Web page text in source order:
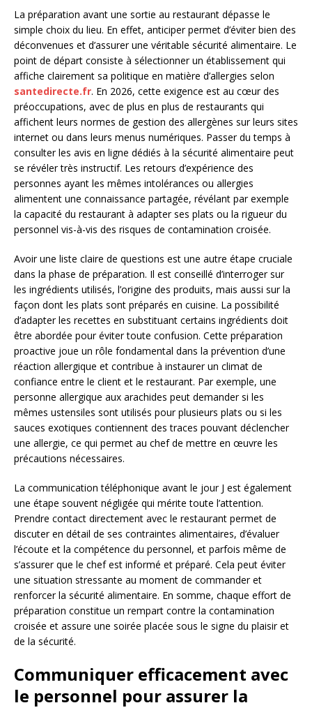
La préparation avant une sortie au restaurant dépasse le
simple choix du lieu. En effet, anticiper permet d’éviter bien des
déconvenues et d’assurer une véritable sécurité alimentaire. Le
point de départ consiste à sélectionner un établissement qui
affiche clairement sa politique en matière d’allergies selon
santedirecte.fr. En 2026, cette exigence est au cœur des
préoccupations, avec de plus en plus de restaurants qui
affichent leurs normes de gestion des allergènes sur leurs sites
internet ou dans leurs menus numériques. Passer du temps à
consulter les avis en ligne dédiés à la sécurité alimentaire peut
se révéler très instructif. Les retours d’expérience des
personnes ayant les mêmes intolérances ou allergies
alimentent une connaissance partagée, révélant par exemple
la capacité du restaurant à adapter ses plats ou la rigueur du
personnel vis-à-vis des risques de contamination croisée.
Avoir une liste claire de questions est une autre étape cruciale
dans la phase de préparation. Il est conseillé d’interroger sur
les ingrédients utilisés, l’origine des produits, mais aussi sur la
façon dont les plats sont préparés en cuisine. La possibilité
d’adapter les recettes en substituant certains ingrédients doit
être abordée pour éviter toute confusion. Cette préparation
proactive joue un rôle fondamental dans la prévention d’une
réaction allergique et contribue à instaurer un climat de
confiance entre le client et le restaurant. Par exemple, une
personne allergique aux arachides peut demander si les
mêmes ustensiles sont utilisés pour plusieurs plats ou si les
sauces exotiques contiennent des traces pouvant déclencher
une allergie, ce qui permet au chef de mettre en œuvre les
précautions nécessaires.
La communication téléphonique avant le jour J est également
une étape souvent négligée qui mérite toute l’attention.
Prendre contact directement avec le restaurant permet de
discuter en détail de ses contraintes alimentaires, d’évaluer
l’écoute et la compétence du personnel, et parfois même de
s’assurer que le chef est informé et préparé. Cela peut éviter
une situation stressante au moment de commander et
renforcer la sécurité alimentaire. En somme, chaque effort de
préparation constitue un rempart contre la contamination
croisée et assure une soirée placée sous le signe du plaisir et
de la sécurité.
Communiquer efficacement avec
le personnel pour assurer la